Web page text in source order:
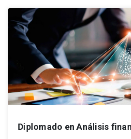
Diplomado en Análisis